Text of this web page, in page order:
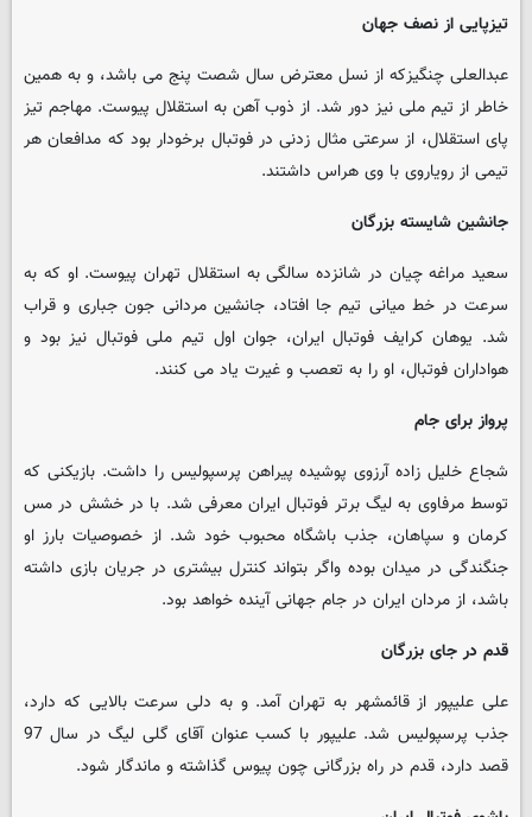
تیزپایی از نصف جهان
عبدالعلی چنگیزکه از نسل معترض سال شصت پنج می باشد، و به همین
خاطر از تیم ملی نیز دور شد. از ذوب آهن به استقلال پیوست. مهاجم تیز
پای استقلال، از سرعتی مثال زدنی در فوتبال برخودار بود که مدافعان هر
تیمی از رویاروی با وی هراس داشتند.
جانشین شایسته بزرگان
سعید مراغه چیان در شانزده سالگی به استقلال تهران پیوست. او که به
سرعت در خط میانی تیم جا افتاد، جانشین مردانی جون جباری و قراب
شد. یوهان کرایف فوتبال ایران، جوان اول تیم ملی فوتبال نیز بود و
هواداران فوتبال، او را به تعصب و غیرت یاد می کنند.
پرواز برای جام
شجاع خلیل زاده آرزوی پوشیده پیراهن پرسپولیس را داشت. بازیکنی که
توسط مرفاوی به لیگ برتر فوتبال ایران معرفی شد. با در خشش در مس
کرمان و سپاهان، جذب باشگاه محبوب خود شد. از خصوصیات بارز او
جنگندگی در میدان بوده واگر بتواند کنترل بیشتری در جریان بازی داشته
باشد، از مردان ایران در جام جهانی آینده خواهد بود.
قدم در جای بزرگان
علی علیپور از قائمشهر به تهران آمد. و به دلی سرعت بالایی که دارد،
جذب پرسپولیس شد. علیپور با کسب عنوان آقای گلی لیگ در سال 97
قصد دارد، قدم در راه بزرگانی چون پیوس گذاشته و ماندگار شود.